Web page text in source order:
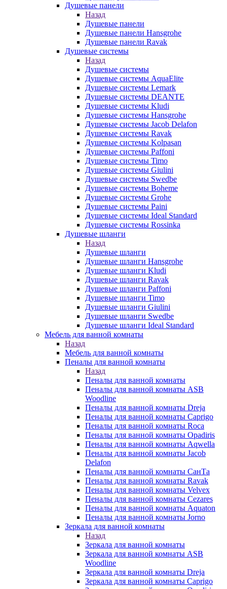
Душевые панели
Назад
Душевые панели
Душевые панели Hansgrohe
Душевые панели Ravak
Душевые системы
Назад
Душевые системы
Душевые системы AquaElite
Душевые системы Lemark
Душевые системы DEANTE
Душевые системы Kludi
Душевые системы Hansgrohe
Душевые системы Jacob Delafon
Душевые системы Ravak
Душевые системы Kolpasan
Душевые системы Paffoni
Душевые системы Timo
Душевые системы Giulini
Душевые системы Swedbe
Душевые системы Boheme
Душевые системы Grohe
Душевые системы Paini
Душевые системы Ideal Standard
Душевые системы Rossinka
Душевые шланги
Назад
Душевые шланги
Душевые шланги Hansgrohe
Душевые шланги Kludi
Душевые шланги Ravak
Душевые шланги Paffoni
Душевые шланги Timo
Душевые шланги Giulini
Душевые шланги Swedbe
Душевые шланги Ideal Standard
Мебель для ванной комнаты
Назад
Мебель для ванной комнаты
Пеналы для ванной комнаты
Назад
Пеналы для ванной комнаты
Пеналы для ванной комнаты ASB
Woodline
Пеналы для ванной комнаты Dreja
Пеналы для ванной комнаты Caprigo
Пеналы для ванной комнаты Roca
Пеналы для ванной комнаты Opadiris
Пеналы для ванной комнаты Aqwella
Пеналы для ванной комнаты Jacob
Delafon
Пеналы для ванной комнаты СанТа
Пеналы для ванной комнаты Ravak
Пеналы для ванной комнаты Velvex
Пеналы для ванной комнаты Cezares
Пеналы для ванной комнаты Aquaton
Пеналы для ванной комнаты Jorno
Зеркала для ванной комнаты
Назад
Зеркала для ванной комнаты
Зеркала для ванной комнаты ASB
Woodline
Зеркала для ванной комнаты Dreja
Зеркала для ванной комнаты Caprigo